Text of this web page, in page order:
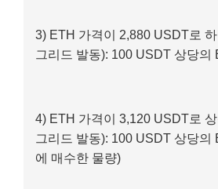
3) ETH 가격이 2,880 USDT로
그리드 발동): 100 USDT 상당의
4) ETH 가격이 3,120 USDT로
그리드 발동): 100 USDT 상당의
에 매수한 물량)